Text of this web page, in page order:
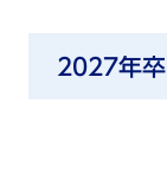
2027年卒